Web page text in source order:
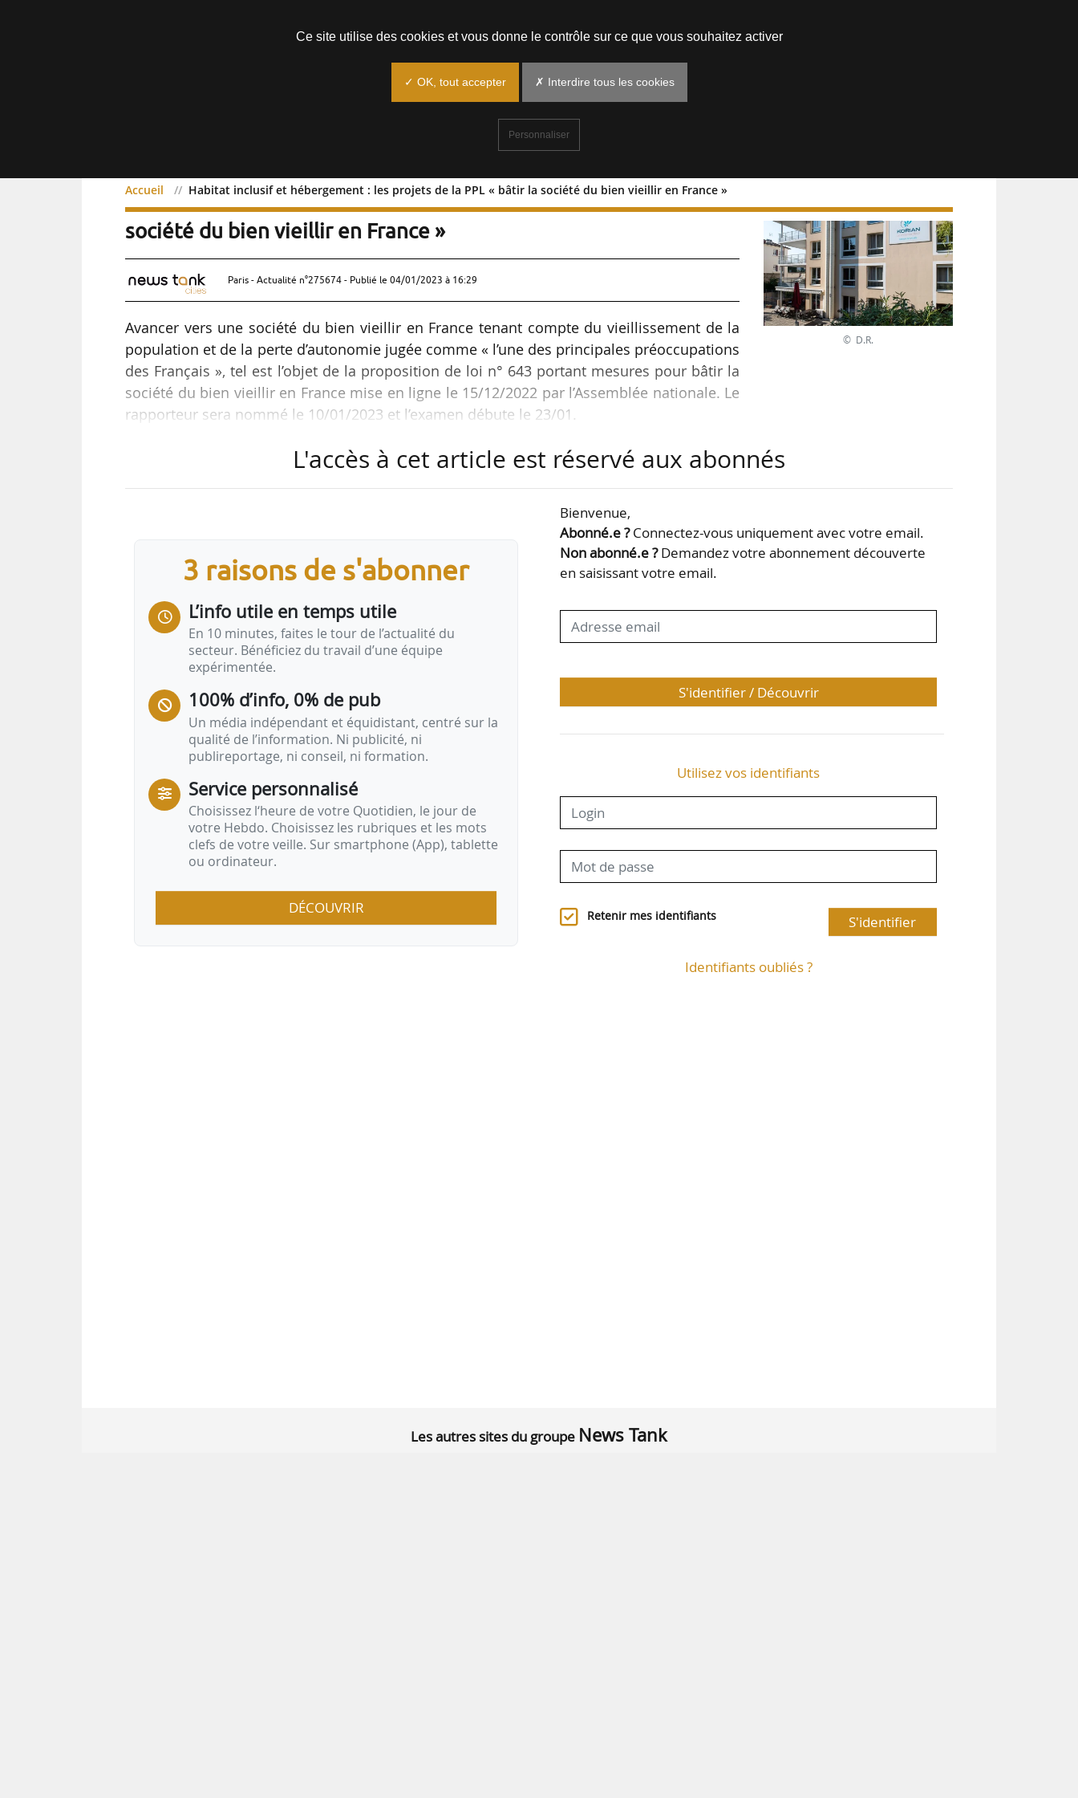
Accueil Habitat inclusif et hébergement : les projets de la PPL « bâtir la société du bien vieillir en France »
Habitat inclusif et hébergement : les projets de la PPL « bâtir la
société du bien vieillir en France »
Paris - Actualité n°275674 - Publié le 04/01/2023 à 16:29
Avancer vers une société du bien vieillir en France tenant compte du vieillissement de la
population et de la perte d’autonomie jugée comme « l’une des principales préoccupations
des Français », tel est l’objet de la proposition de loi n° 643 portant mesures pour bâtir la
société du bien vieillir en France mise en ligne le 15/12/2022 par l’Assemblée nationale. Le
rapporteur sera nommé le 10/01/2023 et l’examen débute le 23/01.
« Bien vieillir en France, c’est garantir à chacun un hébergement ainsi que des prestations
question du libre choix de résidence des personnes est centrale dans nos efforts pour
© D.R.
L'accès à cet article est réservé aux abonnés
3 raisons de s'abonner
L’info utile en temps utile
En 10 minutes, faites le tour de l’actualité du
secteur. Bénéficiez du travail d’une équipe
expérimentée.
100% d’info, 0% de pub
Un média indépendant et équidistant, centré sur la
qualité de l’information. Ni publicité, ni
publireportage, ni conseil, ni formation.
Service personnalisé
Choisissez l‘heure de votre Quotidien, le jour de
votre Hebdo. Choisissez les rubriques et les mots
clefs de votre veille. Sur smartphone (App), tablette
ou ordinateur.
DÉCOUVRIR
Bienvenue,
Abonné.e ?Connectez-vous uniquement avec votre email.
Non abonné.e ?Demandez votre abonnement découverte
en saisissant votre email.
S'identifier / Découvrir
Utilisez vos identifiants
Retenir mes identifiants S'identifier
Identifiants oubliés ?
Les autres sites du groupe News Tank
Ce site utilise des cookies et vous donne le contrôle sur ce que vous souhaitez activer
✓ OK, tout accepter ✗ Interdire tous les cookies
Personnaliser